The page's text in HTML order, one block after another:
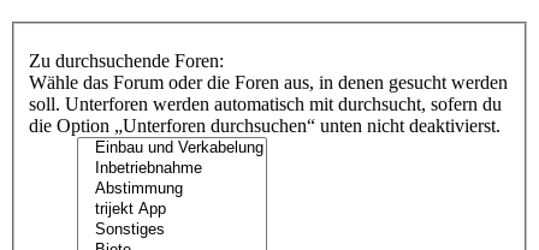
Zu durchsuchende Foren:
Wähle das Forum oder die Foren aus, in denen gesucht werden
soll. Unterforen werden automatisch mit durchsucht, sofern du
die Option „Unterforen durchsuchen“ unten nicht deaktivierst.